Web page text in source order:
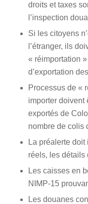
droits et taxes
l’inspection
Si les citoyens
l’étranger, ils
« réimportation
d’exportation
Processus de «
importer doivent
exportés de
nombre de colis
La préalerte
réels, les détails
Les caisses en
NIMP-15
Les douanes